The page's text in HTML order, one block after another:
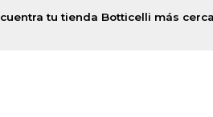
tu tienda Botticelli más